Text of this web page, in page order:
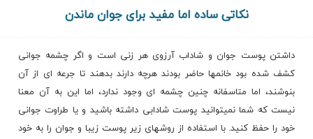
نکاتی ساده اما مفید برای جوان ماندن
داشتن پوست جوان و شاداب آرزوی هر زنی است و اگر چشمه جوانی
کشف شده بود خانمها حاضر بودند هرچه دارند بدهند تا جرعه ای از آن
بنوشند، اما متاسفانه چنین چشمه ای وجود ندارد، اما این به آن معنا
نیست که شما نمیتوانید پوست شادابی داشته باشید و یا طراوت جوانی
خود را حفظ کنید. با استفاده از روشهای زیر پوست زیبا و جوان را به خود